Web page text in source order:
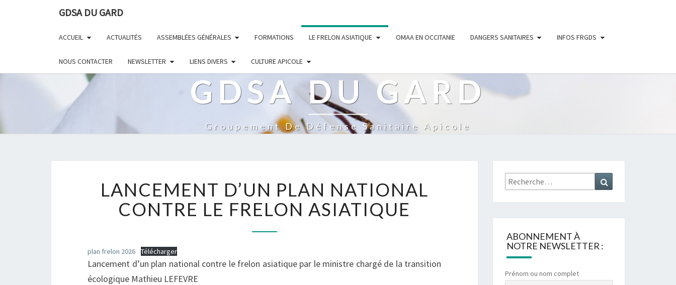
GDSA DU GARD
ACCUEIL ACTUALITÉS ASSEMBLÉES GÉNÉRALES FORMATIONS LE FRELON ASIATIQUE OMAA EN OCCITANIE DANGERS SANITAIRES INFOS FRGDS
NOUS CONTACTER NEWSLETTER LIENS DIVERS CULTURE APICOLE
GDSA DU GARD
Groupement De Défense Sanitaire Apicole
D’UN
PLAN
NATIONAL
ASIATIQUE
LANCEMENT D’UN PLAN NATIONAL
CONTRE LE FRELON ASIATIQUE
plan frelon 2026 Télécharger
Lancement d’un plan national contre le frelon asiatique par le ministre chargé de la transition
écologique Mathieu LEFEVRE
Rechercher :
ABONNEMENT À
NOTRE NEWSLETTER :
Prénom ou nom complet